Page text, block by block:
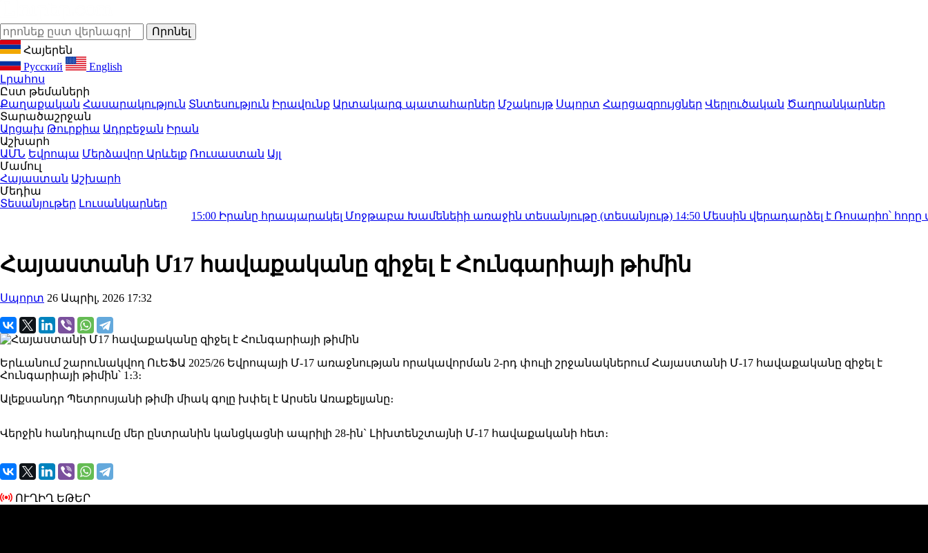
Հայերեն
Русский
English
Լրահոս
Ըստ թեմաների
Քաղաքական Հասարակություն Տնտեսություն Իրավունք Արտակարգ պատահարներ Մշակույթ Սպորտ Հարցազրույցներ Վերլուծական Ծաղրանկարներ
Տարածաշրջան
Արցախ Թուրքիա Ադրբեջան Իրան
Աշխարհ
ԱՄՆ Եվրոպա Մերձավոր Արևելք Ռուսաստան Այլ
Մամուլ
Հայաստան Աշխարհ
Մեդիա
Տեսանյութեր Լուսանկարներ
Իրանը հրապարակել Մոջթաբա Խամենեիի առաջին տեսանյութը (տեսանյութ)14:50Մեսսին վերադարձել է Ռոսարիո՝ հորը վերջին
Հայաստանի Մ17 հավաքականը զիջել է Հունգարիայի թիմին
Սպորտ 26 Ապրիլ, 2026 17:32
Երևանում շարունակվող ՈւԵՖԱ 2025/26 Եվրոպայի Մ-17 առաջնության որակավորման 2-րդ փուլի շրջանակներում Հայաստանի Մ-17 հավաքականը զիջել է
Հունգարիայի թիմին՝ 1։3։
Ալեքսանդր Պետրոսյանի թիմի միակ գոլը խփել է Արսեն Առաքելյանը։
Վերջին հանդիպումը մեր ընտրանին կանցկացնի ապրիլի 28-ին` Լիխտենշտայնի Մ-17 հավաքականի հետ։
ՈՒՂԻՂ ԵԹԵՐ